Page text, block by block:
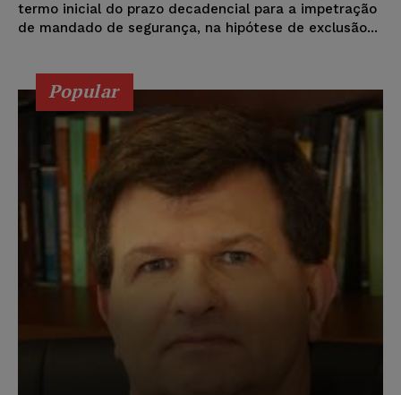
termo inicial do prazo decadencial para a impetração
de mandado de segurança, na hipótese de exclusão...
Popular